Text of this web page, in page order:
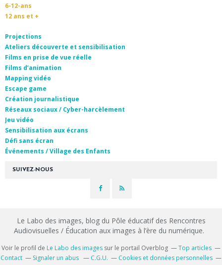
SUIVEZ-NOUS
6-12-ans
12 ans et +
Projections
Ateliers découverte et sensibilisation
Films en prise de vue réelle
Films d’animation
Mapping vidéo
Escape game
Création journalistique
Réseaux sociaux / Cyber-harcèlement
Jeu vidéo
Sensibilisation aux écrans
Défi sans écran
Événements / Village des Enfants
Le Labo des images, blog du Pôle éducatif des Rencontres
Audiovisuelles / Éducation aux images à l’ère du numérique.
Voir le profil de Le Labo des images sur le portail Overblog
Top articles
Contact
Signaler un abus C.G.U.
Cookies et données personnelles